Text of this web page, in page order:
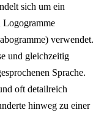
sich um ein
Logogramme
verwendet.
und gleichzeitig
Sprache.
oft detailreich
hinweg zu einer